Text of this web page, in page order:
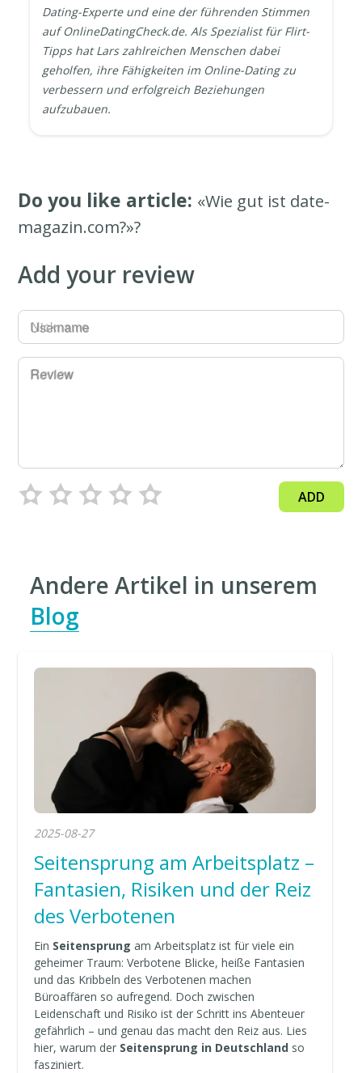
Dating-Experte und eine der führenden Stimmen
auf OnlineDatingCheck.de. Als Spezialist für Flirt-
Tipps hat Lars zahlreichen Menschen dabei
geholfen, ihre Fähigkeiten im Online-Dating zu
verbessern und erfolgreich Beziehungen
aufzubauen.
Do you like article: «Wie gut ist date-
magazin.com?»?
Add your review
Username
Review
ADD
Andere Artikel in unserem
Blog
2025-08-27
Seitensprung am Arbeitsplatz –
Fantasien, Risiken und der Reiz
des Verbotenen
Ein Seitensprung am Arbeitsplatz ist für viele ein
geheimer Traum: Verbotene Blicke, heiße Fantasien
und das Kribbeln des Verbotenen machen
Büroaffären so aufregend. Doch zwischen
Leidenschaft und Risiko ist der Schritt ins Abenteuer
gefährlich – und genau das macht den Reiz aus. Lies
hier, warum der Seitensprung in Deutschland so
fasziniert.